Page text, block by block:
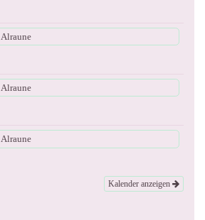
Alraune
Alraune
Alraune
Kalender anzeigen